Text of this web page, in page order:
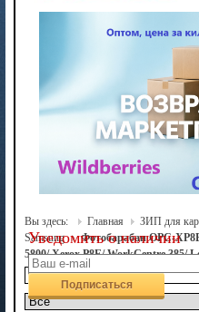
Вы здесь: Главная ЗИП для
Samsung
Фотобарабан OPC-
5800/ Xerox P8E/ WorkCentre 385/
Уведомить о наличии
Подписаться